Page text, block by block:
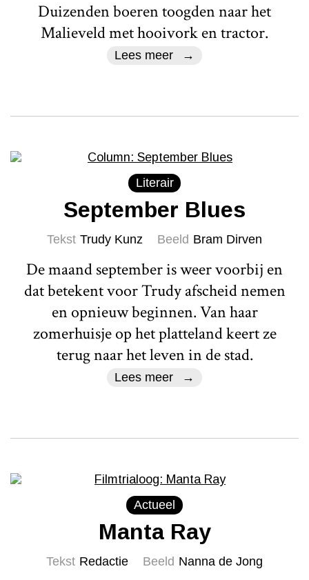
Duizenden boeren toogden naar het
Malieveld met hooivork en tractor.
Lees meer
Literair
September Blues
Tekst Trudy Kunz Beeld Bram Dirven
De maand september is weer voorbij en
dat betekent voor Trudy afscheid nemen
en opnieuw beginnen. Van haar
zomerhuisje op het platteland keert ze
terug naar het leven in de stad.
Lees meer
Actueel
Manta Ray
Tekst Redactie Beeld Nanna de Jong